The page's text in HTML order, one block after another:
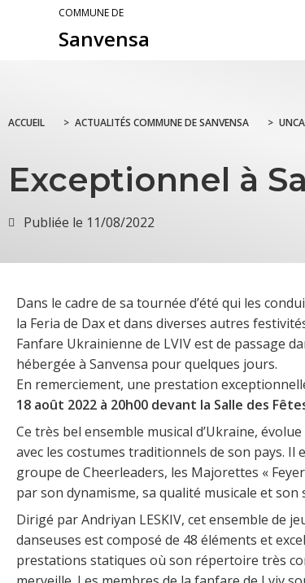
COMMUNE DE
Sanvensa
ACCUEIL > ACTUALITÉS COMMUNE DE SANVENSA >
Exceptionnel à
Publiée le 11/08/2022
Dans le cadre de sa tournée d’été qui les
la Feria de Dax et dans diverses autres
Fanfare Ukrainienne de LVIV est de passage
hébergée à Sanvensa pour quelques jours.
En remerciement, une prestation
18 août 2022 à 20h00 devant la Salle des
Ce très bel ensemble musical d’Ukraine,
avec les costumes traditionnels de son pays. Il
groupe de Cheerleaders, les Majorettes «
par son dynamisme, sa qualité musicale et son
Dirigé par Andriyan LESKIV, cet ensemble de
danseuses est composé de 48 éléments et
prestations statiques où son répertoire très